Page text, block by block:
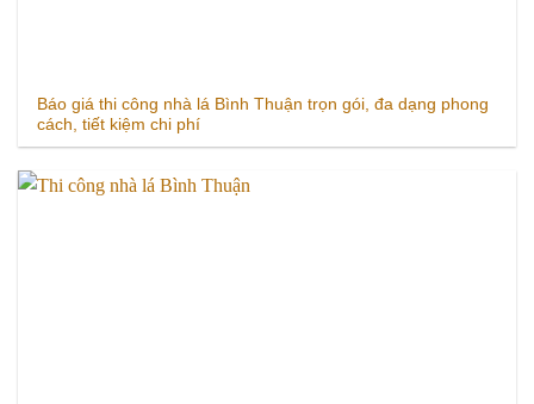
Báo giá thi công nhà lá Bình Thuận trọn gói, đa dạng phong
cách, tiết kiệm chi phí